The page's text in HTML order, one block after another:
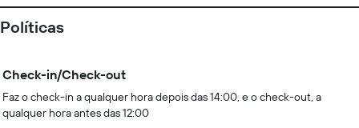
Políticas
Check-in/Check-out
Faz o check-in a qualquer hora depois das 14:00, e o check-out, a
qualquer hora antes das 12:00